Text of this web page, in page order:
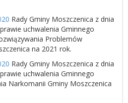
Rady Gminy Moszczenica z dnia
uchwalenia Gminnego
Problemów
na 2021 rok.
Rady Gminy Moszczenica z dnia
uchwalenia Gminnego
Narkomanii Gminy Moszczenica